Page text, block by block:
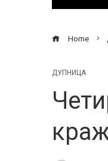
Home
ДУПНИЦА